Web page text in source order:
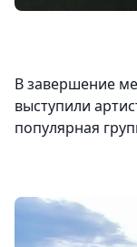
В завершение
выступили
популярная